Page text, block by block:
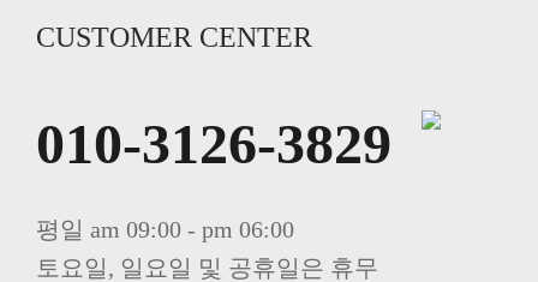
CUSTOMER CENTER
010-3126-3829
평일 am 09:00 - pm 06:00
토요일, 일요일 및 공휴일은 휴무